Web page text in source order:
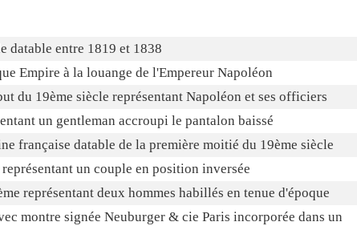
datable entre 1819 et 1838
Empire à la louange de l'Empereur Napoléon
du 19ème siècle représentant Napoléon et ses officiers
un gentleman accroupi le pantalon baissé
française datable de la première moitié du 19ème siècle
un couple en position inversée
représentant deux hommes habillés en tenue d'époque
montre signée Neuburger & cie Paris incorporée dans un